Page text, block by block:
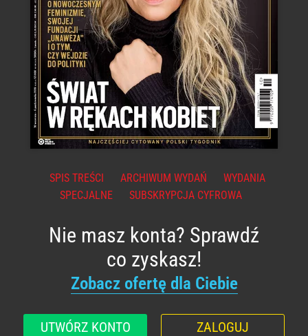
SPIS TREŚCI ARCHIWUM WYDAŃ
WYDANIA
SPECJALNE
SUBSKRYPCJA CYFROWA
Nie masz konta? Sprawdź
co zyskasz!
Zobacz ofertę dla Ciebie
UTWÓRZ KONTO ZALOGUJ